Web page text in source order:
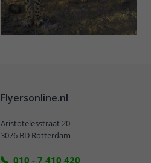
Flyersonline.nl
Aristotelesstraat 20
3076 BD Rotterdam
010 - 7 410 420